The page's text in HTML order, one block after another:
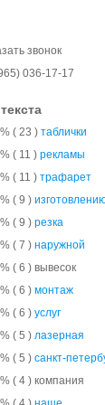
звонок
036-17-17
( 23 )таблички
( 11 )рекламы
( 11 )трафарет
( 9 )
( 9 )резка
( 7 )наружной
( 6 ) вывесок
( 6 )монтаж
( 6 )услуг
( 5 )лазерная
( 5 )санкт-
( 4 ) компания